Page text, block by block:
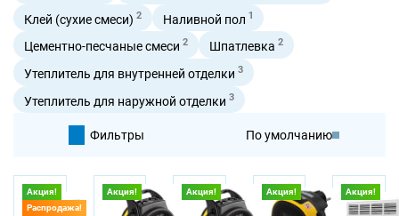
Клей (сухие смеси) 2 Наливной пол 1
Цементно-песчаные смеси 2 Шпатлевка 2
Утеплитель для внутренней отделки 3
Утеплитель для наружной отделки 3
По умолчанию
По цене
Фильтры
Акция!
Распродажа!
Акция! Акция! Акция! Акция!